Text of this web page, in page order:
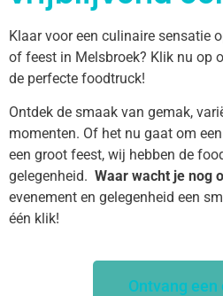
Klaar voor een culinaire sensatie
of feest in Melsbroek? Klik nu op
de perfecte foodtruck!
Ontdek de smaak van gemak,
momenten. Of het nu gaat om
een groot feest, wij hebben de
gelegenheid. Waar wacht je nog
evenement en gelegenheid een
één klik!
Ontvang